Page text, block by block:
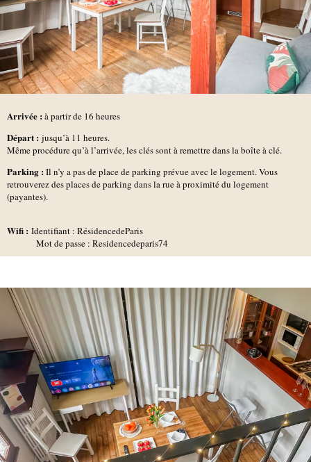
Arrivée : à partir de 16 heures
Départ : jusqu’à 11 heures.
Même procédure qu’à l’arrivée, les clés sont à remettre dans la boîte à clé.
Parking : Il n’y a pas de place de parking prévue avec le logement. Vous
retrouverez des places de parking dans la rue à proximité du logement
(payantes).
Wifi : Identifiant : RésidencedeParis
Mot de passe : Residencedeparis74